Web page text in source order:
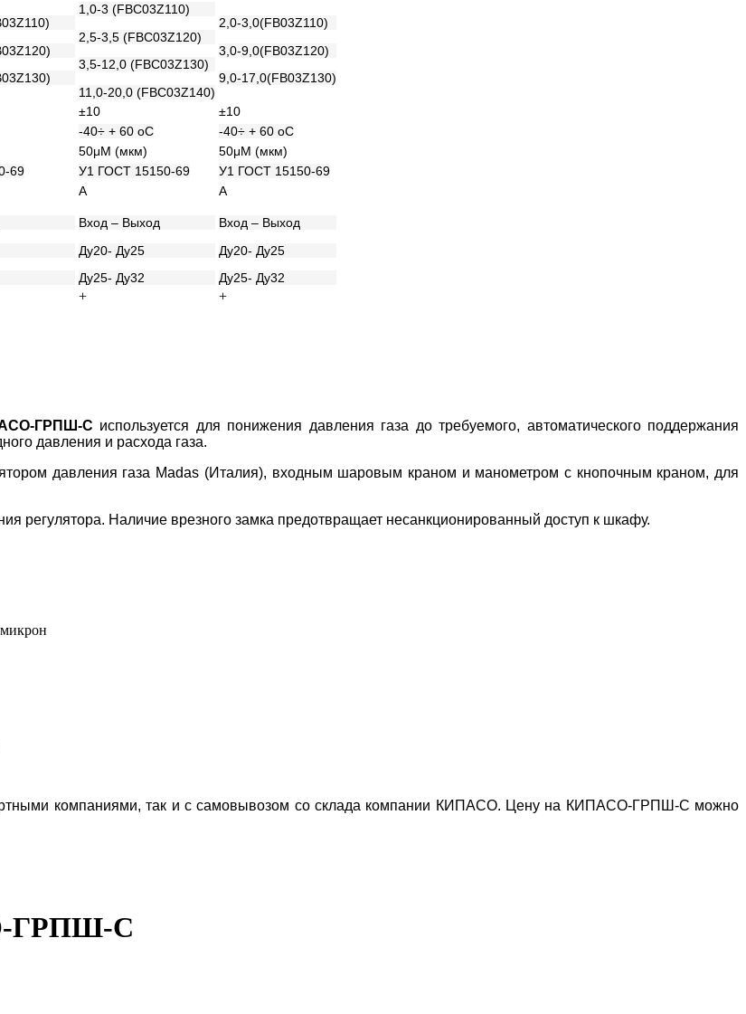
1,0-3 (FBC03Z110)
2,5-3,5 (FBC03Z120)
3,5-12,0 (FBC03Z130)
11,0-20,0 (FBC03Z140)
2,0-3,0(FB03Z110)
3,0-9,0(FB03Z120)
9,0-17,0(FB03Z130)
±10
±10
-40÷ + 60 оС
-40÷ + 60 оС
50μМ (мкм)
50μМ (мкм)
69 У1 ГОСТ 15150-69
У1 ГОСТ 15150-69
А А
Вход – Выход
Ду20- Ду25
Ду25- Ду32
Вход – Выход
Ду20- Ду25
Ду25- Ду32
+ +
ГРПШ-С используется для понижения давления газа до требуемого, автоматического поддержания
давления и расхода газа.
давления газа Madas (Италия), входным шаровым краном и манометром с кнопочным краном, для
регулятора. Наличие врезного замка предотвращает несанкционированный доступ к шкафу.
компаниями, так и с самовывозом со склада компании КИПАСО. Цену на КИПАСО-ГРПШ-С можно
ГРПШ-С